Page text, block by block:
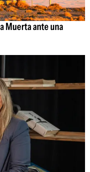
Muerta ante una